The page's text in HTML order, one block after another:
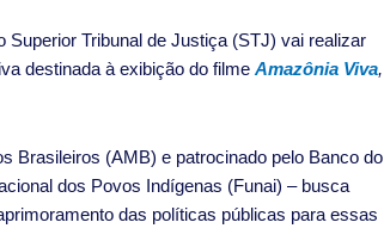
Superior Tribunal de Justiça (STJ) vai realizar
destinada à exibição do filme Amazônia Viva,
Brasileiros (AMB) e patrocinado pelo Banco do
dos Povos Indígenas (Funai) – busca
das políticas públicas para essas